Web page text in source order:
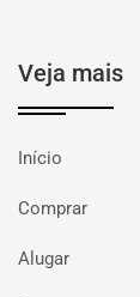
Veja mais
Início
Comprar
Alugar